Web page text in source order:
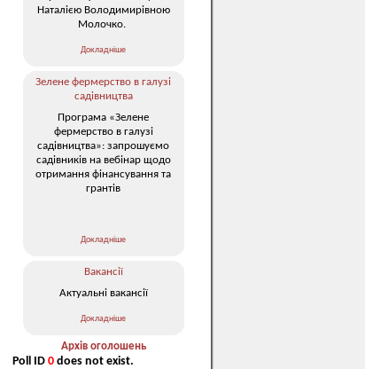
Наталією Володимирівною
Молочко.
Докладніше
Зелене фермерство в галузі
садівництва
Програма «Зелене
фермерство в галузі
садівництва»: запрошуємо
садівників на вебінар щодо
отримання фінансування та
грантів
Докладніше
Вакансії
Актуальні вакансії
Докладніше
Архів оголошень
Poll ID 0 does not exist.